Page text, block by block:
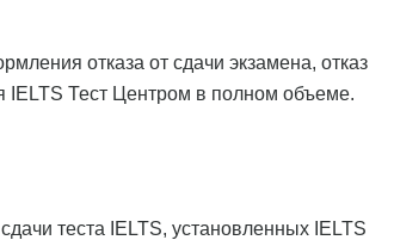
отказа от сдачи экзамена, отказ
IELTS Тест Центром в полном объеме.
теста IELTS, установленных IELTS